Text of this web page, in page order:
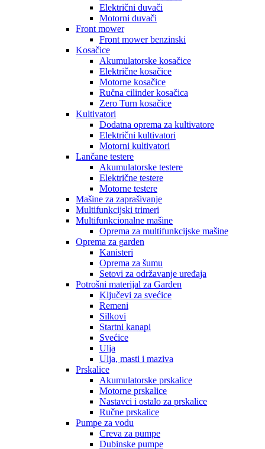
Električni duvači
Motorni duvači
Front mower
Front mower benzinski
Kosačice
Akumulatorske kosačice
Električne kosačice
Motorne kosačice
Ručna cilinder kosačica
Zero Turn kosačice
Kultivatori
Dodatna oprema za kultivatore
Električni kultivatori
Motorni kultivatori
Lančane testere
Akumulatorske testere
Električne testere
Motorne testere
Mašine za zaprašivanje
Multifunkcijski trimeri
Multifunkcionalne mašine
Oprema za multifunkcijske mašine
Oprema za garden
Kanisteri
Oprema za šumu
Setovi za održavanje uređaja
Potrošni materijal za Garden
Ključevi za svećice
Remeni
Silkovi
Startni kanapi
Svećice
Ulja
Ulja, masti i maziva
Prskalice
Akumulatorske prskalice
Motorne prskalice
Nastavci i ostalo za prskalice
Ručne prskalice
Pumpe za vodu
Creva za pumpe
Dubinske pumpe